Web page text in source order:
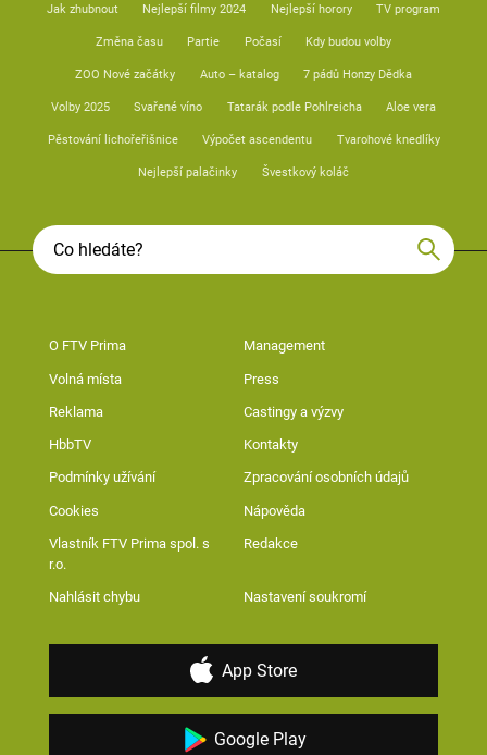
Jak zhubnout Nejlepší filmy 2024 Nejlepší horory TV program
Změna času Partie Počasí Kdy budou volby
ZOO Nové začátky Auto – katalog 7 pádů Honzy Dědka
Volby 2025 Svařené víno Tatarák podle Pohlreicha Aloe vera
Pěstování lichořeřišnice Výpočet ascendentu Tvarohové knedlíky
Nejlepší palačinky Švestkový koláč
O FTV Prima Management
Volná místa Press
Reklama Castingy a výzvy
HbbTV Kontakty
Podmínky užívání Zpracování osobních údajů
Cookies Nápověda
Vlastník FTV Prima spol. s
r.o.
Redakce
Nahlásit chybu Nastavení soukromí
App Store
Google Play